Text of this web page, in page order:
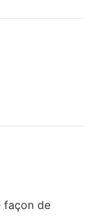
façon de